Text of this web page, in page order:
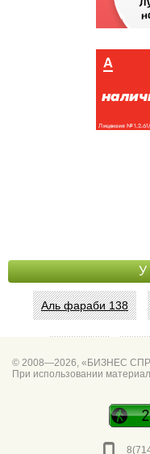
У
Аль фараби 138
© 2008—2026, «БИЗНЕС
При использовании